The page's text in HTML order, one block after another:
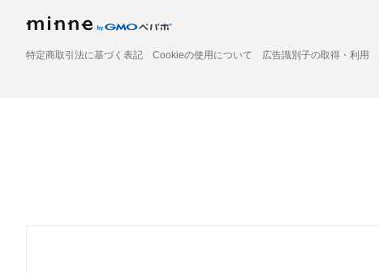
特定商取引法に基づく表記 Cookieの使用について 広告識別子の取得・利用